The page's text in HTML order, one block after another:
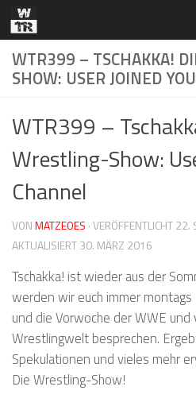
Zum Inhalt springen
WTR399 – TSCHAKKA!
SHOW: USER JOINED
WTR399 –
Wrestling-Show:
Channel
VONMATZEOES · VERÖFFENTLICHT22.
AKTUALISIERT30. MÄRZ 2016
Tschakka! ist wieder aus der
werden wir euch immer
und die Vorwoche der WWE
Wrestlingwelt besprechen.
Spekulationen und vieles mehr
Die Wrestling-Show!